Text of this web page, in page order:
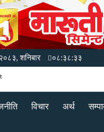
शनिबार ०८:३८:३३
विचार अर्थ